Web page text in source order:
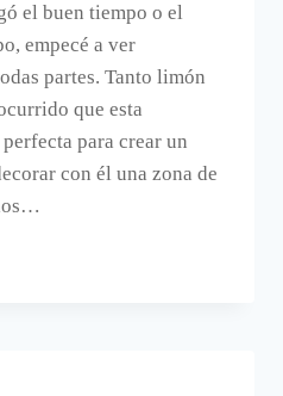
el buen tiempo o el
empecé a ver
partes. Tanto limón
que esta
para crear un
con él una zona de